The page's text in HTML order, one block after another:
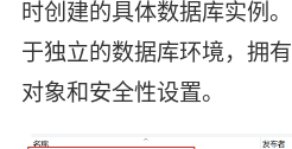
时创建的具体数据库实例
于独立的数据库环境，拥
对象和安全性设置。